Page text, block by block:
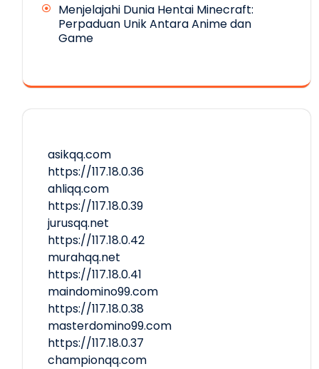
Menjelajahi Dunia Hentai Minecraft:
Perpaduan Unik Antara Anime dan
Game
asikqq.com
https://117.18.0.36
ahliqq.com
https://117.18.0.39
jurusqq.net
https://117.18.0.42
murahqq.net
https://117.18.0.41
maindomino99.com
https://117.18.0.38
masterdomino99.com
https://117.18.0.37
championqq.com